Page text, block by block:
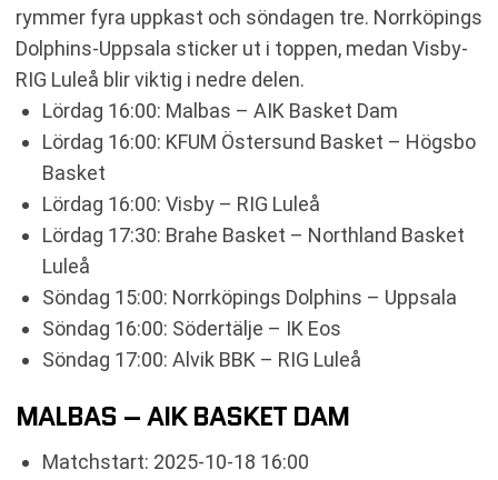
rymmer fyra uppkast och söndagen tre. Norrköpings
Dolphins-Uppsala sticker ut i toppen, medan Visby-
RIG Luleå blir viktig i nedre delen.
Lördag 16:00: Malbas – AIK Basket Dam
Lördag 16:00: KFUM Östersund Basket – Högsbo
Basket
Lördag 16:00: Visby – RIG Luleå
Lördag 17:30: Brahe Basket – Northland Basket
Luleå
Söndag 15:00: Norrköpings Dolphins – Uppsala
Söndag 16:00: Södertälje – IK Eos
Söndag 17:00: Alvik BBK – RIG Luleå
MALBAS – AIK BASKET DAM
Matchstart: 2025-10-18 16:00